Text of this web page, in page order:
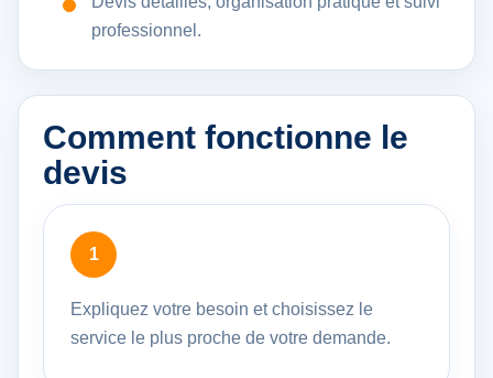
professionnel.
Comment fonctionne le
devis
Expliquez votre besoin et choisissez le
service le plus proche de votre demande.